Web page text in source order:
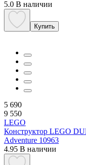
5.0 В наличии
Купить
5 690
9 550
LEGO
Конструктор LEGO
Adventure 10963
4.95 В наличии